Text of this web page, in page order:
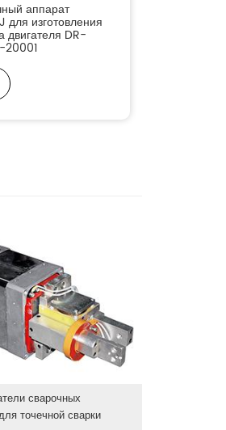
аппарат
изготовления
двигателя DR-
сварочных
точечной сварки